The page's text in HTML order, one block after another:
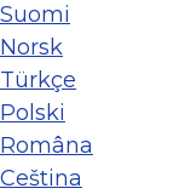
Suomi
Norsk
Türkçe
Polski
Româna
Ceština